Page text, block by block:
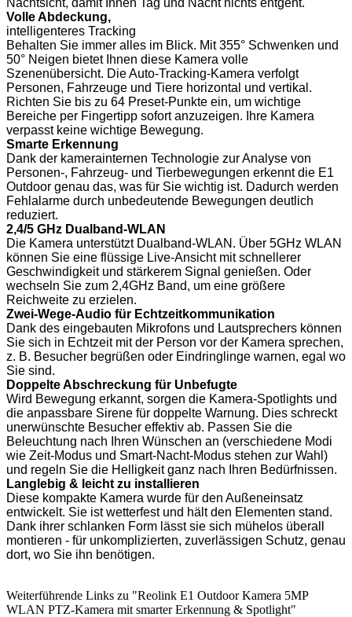
Volle Abdeckung,
intelligenteres Tracking
Behalten Sie immer alles im Blick. Mit 355° Schwenken und
50° Neigen bietet Ihnen diese Kamera volle
Szenenübersicht. Die Auto-Tracking-Kamera verfolgt
Personen, Fahrzeuge und Tiere horizontal und vertikal.
Richten Sie bis zu 64 Preset-Punkte ein, um wichtige
Bereiche per Fingertipp sofort anzuzeigen. Ihre Kamera
verpasst keine wichtige Bewegung.
Smarte Erkennung
Dank der kamerainternen Technologie zur Analyse von
Personen-, Fahrzeug- und Tierbewegungen erkennt die E1
Outdoor genau das, was für Sie wichtig ist. Dadurch werden
Fehlalarme durch unbedeutende Bewegungen deutlich
reduziert.
2,4/5 GHz Dualband-WLAN
Die Kamera unterstützt Dualband-WLAN. Über 5GHz WLAN
können Sie eine flüssige Live-Ansicht mit schnellerer
Geschwindigkeit und stärkerem Signal genießen. Oder
wechseln Sie zum 2,4GHz Band, um eine größere
Reichweite zu erzielen.
Zwei-Wege-Audio für Echtzeitkommunikation
Dank des eingebauten Mikrofons und Lautsprechers können
Sie sich in Echtzeit mit der Person vor der Kamera sprechen,
z. B. Besucher begrüßen oder Eindringlinge warnen, egal wo
Sie sind.
Doppelte Abschreckung für Unbefugte
Wird Bewegung erkannt, sorgen die Kamera-Spotlights und
die anpassbare Sirene für doppelte Warnung. Dies schreckt
unerwünschte Besucher effektiv ab. Passen Sie die
Beleuchtung nach Ihren Wünschen an (verschiedene Modi
wie Zeit-Modus und Smart-Nacht-Modus stehen zur Wahl)
und regeln Sie die Helligkeit ganz nach Ihren Bedürfnissen.
Langlebig & leicht zu installieren
Diese kompakte Kamera wurde für den Außeneinsatz
entwickelt. Sie ist wetterfest und hält den Elementen stand.
Dank ihrer schlanken Form lässt sie sich mühelos überall
montieren - für unkomplizierten, zuverlässigen Schutz, genau
dort, wo Sie ihn benötigen.
Weiterführende Links zu "Reolink E1 Outdoor Kamera 5MP
WLAN PTZ-Kamera mit smarter Erkennung & Spotlight"